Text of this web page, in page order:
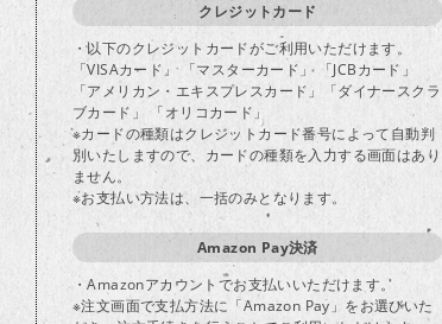
クレジットカード
・以下のクレジットカードがご利用いただけます。
「VISAカード」 「マスターカード」 「JCBカード」
「アメリカン・エキスプレスカード」「ダイナースクラ
ブカード」 「オリコカード」
※カードの種類はクレジットカード番号によって自動判
別いたしますので、カードの種類を入力する画面はあり
ません。
※お支払い方法は、一括のみとなります。
Amazon Pay決済
・Amazonアカウントでお支払いいただけます。
※注文画面で支払方法に「Amazon Pay」をお選びいた